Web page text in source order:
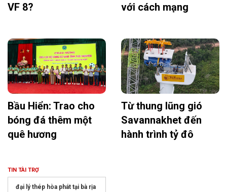
VF 8?
với cách mạng
Bầu Hiển: Trao cho
bóng đá thêm một
quê hương
Từ thung lũng gió
Savannakhet đến
hành trình tỷ đô
TIN TÀI TRỢ
đại lý thép hòa phát tại bà rịa